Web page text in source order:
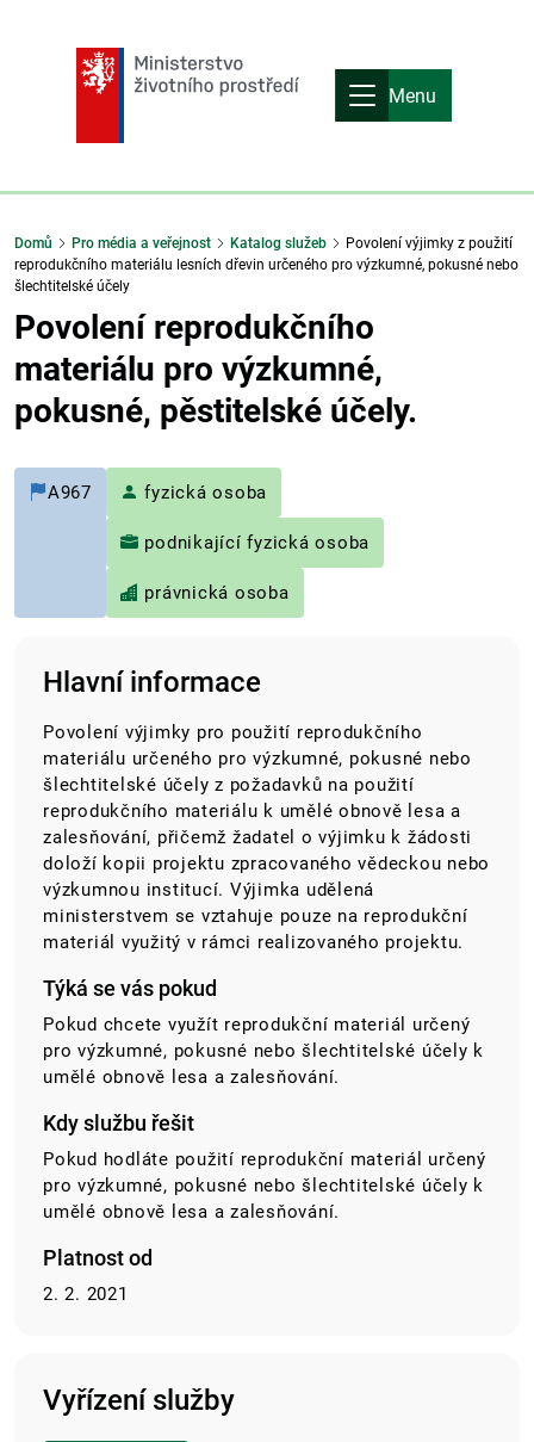
Menu
Domů Pro média a veřejnost Katalog služeb
Povolení výjimky z použití
reprodukčního materiálu lesních dřevin určeného pro výzkumné, pokusné nebo
šlechtitelské účely
Povolení reprodukčního
materiálu pro výzkumné,
pokusné, pěstitelské účely.
A967 fyzická osoba
podnikající fyzická osoba
právnická osoba
Hlavní informace
Povolení výjimky pro použití reprodukčního
materiálu určeného pro výzkumné, pokusné nebo
šlechtitelské účely z požadavků na použití
reprodukčního materiálu k umělé obnově lesa a
zalesňování, přičemž žadatel o výjimku k žádosti
doloží kopii projektu zpracovaného vědeckou nebo
výzkumnou institucí. Výjimka udělená
ministerstvem se vztahuje pouze na reprodukční
materiál využitý v rámci realizovaného projektu.
Týká se vás pokud
Pokud chcete využít reprodukční materiál určený
pro výzkumné, pokusné nebo šlechtitelské účely k
umělé obnově lesa a zalesňování.
Kdy službu řešit
Pokud hodláte použití reprodukční materiál určený
pro výzkumné, pokusné nebo šlechtitelské účely k
umělé obnově lesa a zalesňování.
Platnost od
2. 2. 2021
Vyřízení služby